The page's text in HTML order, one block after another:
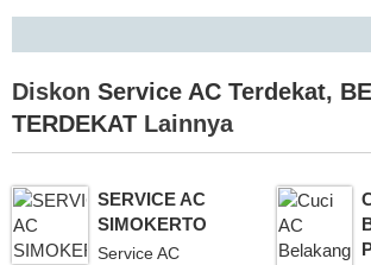
Diskon Service AC Terdekat,
TERDEKAT Lainnya
SERVICE AC
SIMOKERTO
Service AC